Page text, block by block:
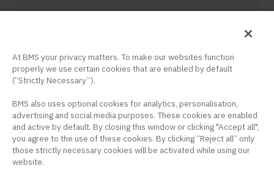
コーポレートサイト ｜サイトマップ｜プラ
イバシーポリシー
｜クッキー設定｜サイト
At BMS your privacy matters. To make our websites function
properly we use certain cookies that are enabled by default
(“Strictly Necessary”).
BMS also uses optional cookies for analytics, personalisation,
advertising and social media purposes. These cookies are enabled
and active by default. By closing this window or clicking "Accept all",
you agree to the use of these cookies. By clicking “Reject all” only
those strictly necessary cookies will be activated while using our
website.